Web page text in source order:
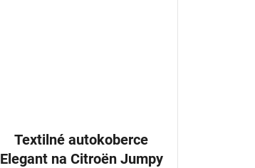
Textilné autokoberce
Elegant na Citroën Jumpy